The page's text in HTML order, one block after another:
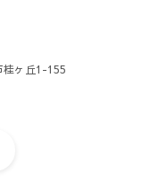
ヶ丘1-155